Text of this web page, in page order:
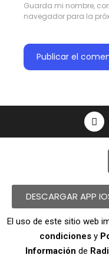
Guarda mi nombre,
navegador para la
DESCARGAR APP
El uso de este sitio web
condiciones y
Información de